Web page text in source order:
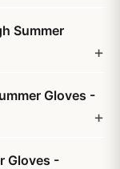
Summer
Gloves -
Gloves -